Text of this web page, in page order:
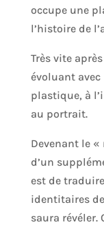
occupe une
l’histoire de
Très vite
évoluant
plastique, à
au portrait.
Devenant le
d’un
est de
identitaires
saura révéler.